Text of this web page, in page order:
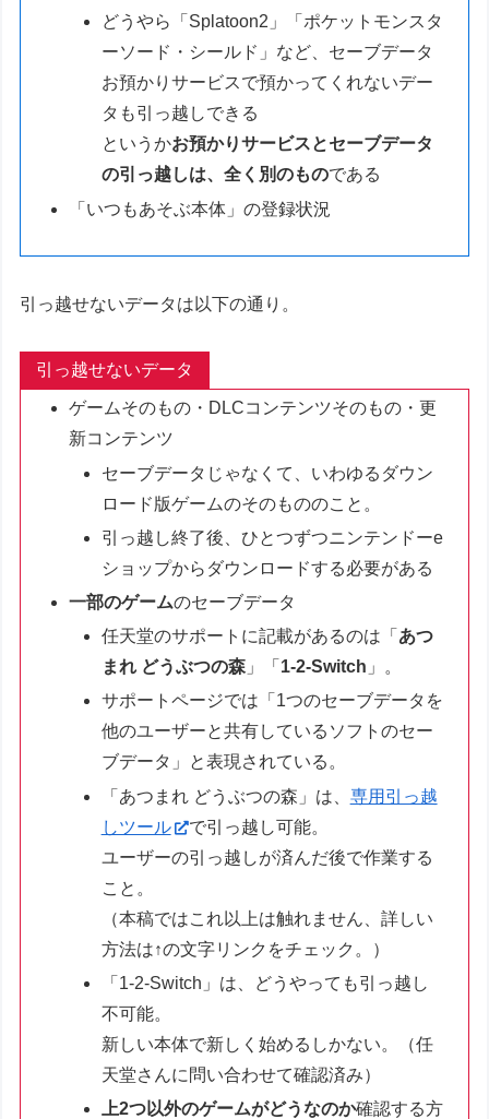
どうやら「Splatoon2」「ポケットモンスタ
ーソード・シールド」など、セーブデータ
お預かりサービスで預かってくれないデー
タも引っ越しできる
というかお預かりサービスとセーブデータ
の引っ越しは、全く別のものである
「いつもあそぶ本体」の登録状況
引っ越せないデータは以下の通り。
引っ越せないデータ
ゲームそのもの・DLCコンテンツそのもの・更
新コンテンツ
セーブデータじゃなくて、いわゆるダウン
ロード版ゲームのそのもののこと。
引っ越し終了後、ひとつずつニンテンドーe
ショップからダウンロードする必要がある
一部のゲームのセーブデータ
任天堂のサポートに記載があるのは「 あつ
まれ どうぶつの森」「 1-2-Switch 」。
サポートページでは「1つのセーブデータを
他のユーザーと共有しているソフトのセー
ブデータ」と表現されている。
「あつまれ どうぶつの森」は、 専用引っ越
しツール
で引っ越し可能。
ユーザーの引っ越しが済んだ後で作業する
こと。
（本稿ではこれ以上は触れません、詳しい
方法は↑の文字リンクをチェック。）
「1-2-Switch」は、どうやっても引っ越し
不可能。
新しい本体で新しく始めるしかない。（任
天堂さんに問い合わせて確認済み）
上2つ以外のゲームがどうなのか確認する方